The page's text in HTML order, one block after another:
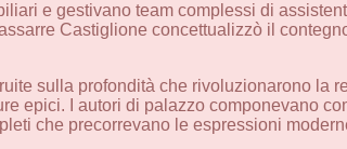
e gestivano team complessi di
Castiglione concettualizzò il
sulla profondità che rivoluzionarono la
epici. I autori di palazzo componevano
che precorrevano le espressioni